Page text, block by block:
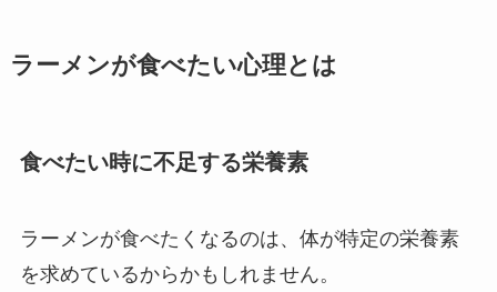
ラーメンが食べたい心理とは
食べたい時に不足する栄養素
ラーメンが食べたくなるのは、体が特定の栄養素
を求めているからかもしれません。